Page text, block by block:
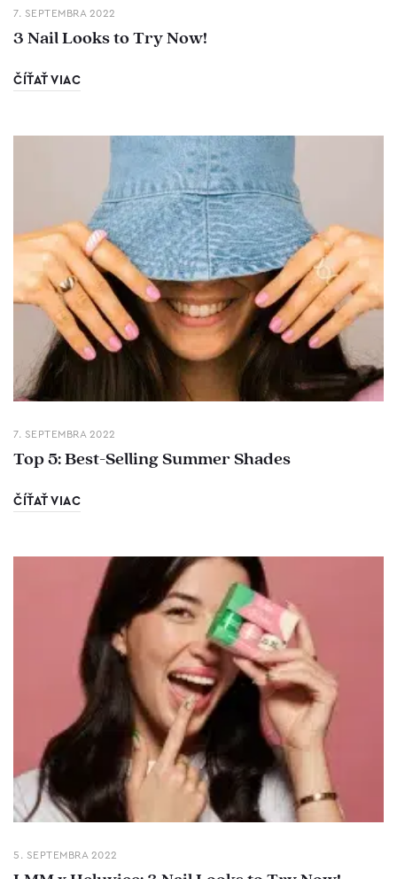
7. SEPTEMBRA 2022
3 Nail Looks to Try Now!
ČÍŤAŤ VIAC
7. SEPTEMBRA 2022
Top 5: Best-Selling Summer Shades
ČÍŤAŤ VIAC
5. SEPTEMBRA 2022